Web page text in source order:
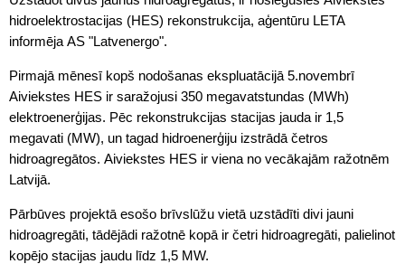
hidroelektrostacijas (HES) rekonstrukcija, aģentūru LETA
informēja AS "Latvenergo".
Pirmajā mēnesī kopš nodošanas ekspluatācijā 5.novembrī
Aiviekstes HES ir saražojusi 350 megavatstundas (MWh)
elektroenerģijas. Pēc rekonstrukcijas stacijas jauda ir 1,5
megavati (MW), un tagad hidroenerģiju izstrādā četros
hidroagregātos. Aiviekstes HES ir viena no vecākajām ražotnēm
Latvijā.
Pārbūves projektā esošo brīvslūžu vietā uzstādīti divi jauni
hidroagregāti, tādējādi ražotnē kopā ir četri hidroagregāti, palielinot
kopējo stacijas jaudu līdz 1,5 MW.